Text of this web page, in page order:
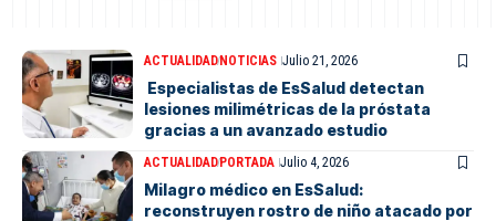
ACTUALIDADNOTICIAS Julio 21, 2026
Especialistas de EsSalud detectan
lesiones milimétricas de la próstata
gracias a un avanzado estudio
ACTUALIDADPORTADA Julio 4, 2026
Milagro médico en EsSalud:
reconstruyen rostro de niño atacado por